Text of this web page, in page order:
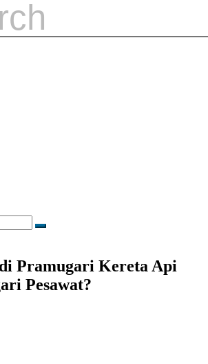
Pramugari Kereta Api
Pesawat?